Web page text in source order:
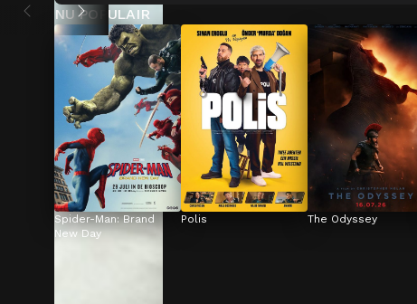
NU POPULAIR
Spider-Man: Brand
New Day
Polis The Odyssey